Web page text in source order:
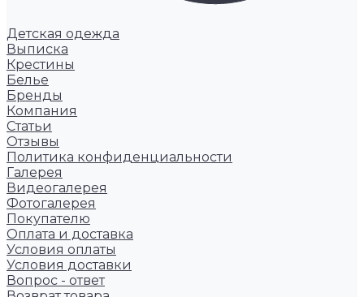
Детская одежда
Выписка
Крестины
Белье
Бренды
Компания
Статьи
Отзывы
Политика конфиденциальности
Галерея
Видеогалерея
Фотогалерея
Покупателю
Оплата и доставка
Условия оплаты
Условия доставки
Вопрос - ответ